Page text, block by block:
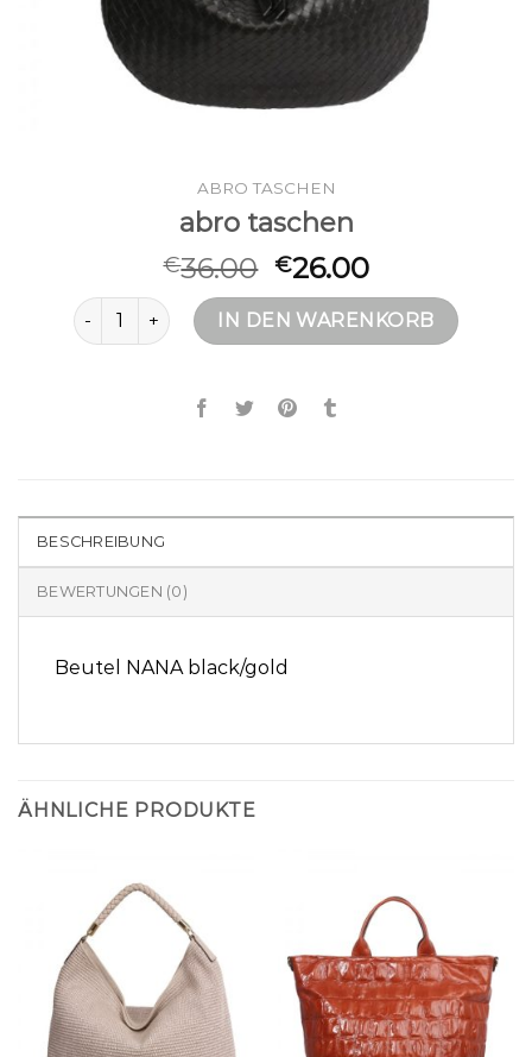
ABRO TASCHEN
abro taschen
€36.00 €26.00
abro taschen MengeIN DEN WARENKORB
BESCHREIBUNG
BEWERTUNGEN (0)
Beutel NANA black/gold
ÄHNLICHE PRODUKTE